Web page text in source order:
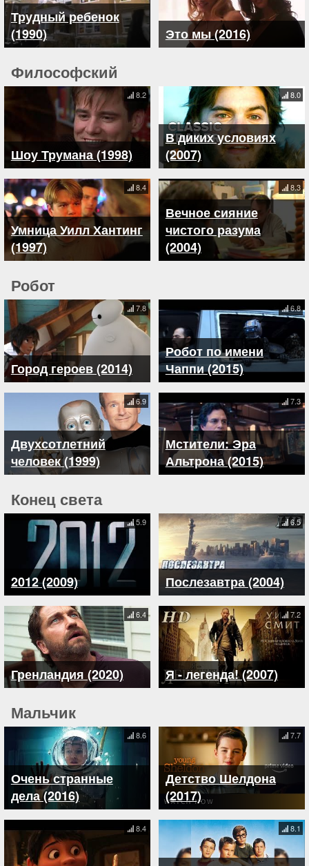
Трудный ребенок
(1990)
Это мы (2016)
Философский
Шоу Трумана (1998)
8.2
В диких условиях
(2007)
8.0
Умница Уилл Хантинг
(1997)
8.4
Вечное сияние
чистого разума
(2004)
8.3
Робот
Город героев (2014)
7.8
Робот по имени
Чаппи (2015)
6.8
Двухсотлетний
человек (1999)
6.9
Мстители: Эра
Альтрона (2015)
7.3
Конец света
2012 (2009)
5.9
Послезавтра (2004)
6.5
Гренландия (2020)
6.4
Я - легенда! (2007)
7.2
Мальчик
Очень странные
дела (2016)
8.6
Детство Шелдона
(2017)
7.7
8.4 8.1